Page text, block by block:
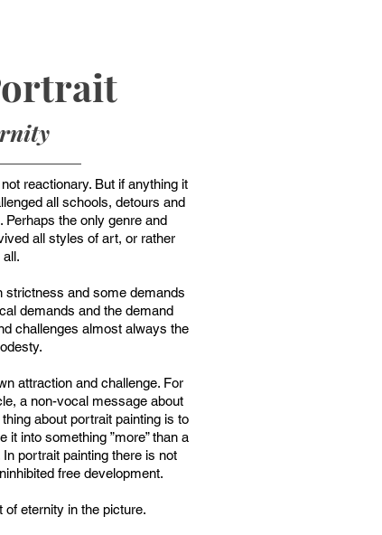
reactionary. But if anything it
all schools, detours and
the only genre and
all styles of art, or rather
strictness and some demands
demands and the demand
challenges almost always the
attraction and challenge. For
a non-vocal message about
about portrait painting is to
into something ”more” than a
portrait painting there is not
free development.
of eternity in the picture.